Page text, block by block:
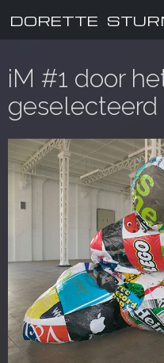
DORETTE
iM #1 door
geselecteerd